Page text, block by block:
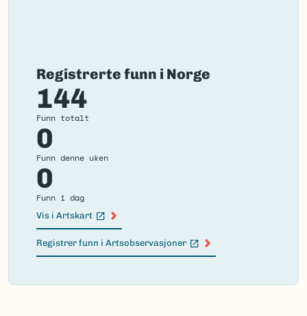
Registrerte funn i Norge
144
Funn totalt
0
Funn denne uken
0
Funn i dag
Vis i Artskart
(Ekstern lenke)
Registrer funn i Artsobservasjoner
(Ekstern lenke)
Failed